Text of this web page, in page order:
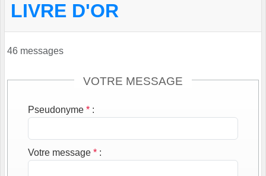
LIVRE D'OR
46 messages
VOTRE MESSAGE
Pseudonyme * :
Votre message * :